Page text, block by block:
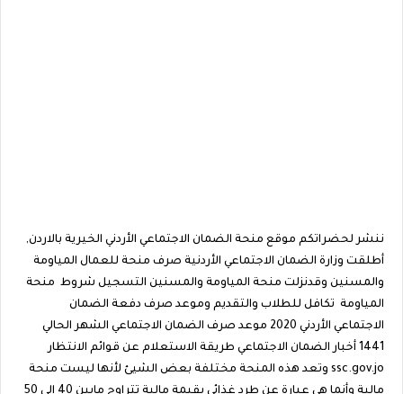
ننشر لحضراتكم موقع منحة الضمان الاجتماعي الأردني الخيرية بالاردن,
أطلقت وزارة الضمان الاجتماعي الأردنية صرف منحة للعمال المياومة
والمسنين وقدنزلت منحة المياومة والمسنين التسجيل شروط منحة
المياومة تكافل للطلاب والتقديم وموعد صرف دفعة الضمان
الاجتماعي الأردني 2020 موعد صرف الضمان الاجتماعي الشهر الحالي
1441 أخبار الضمان الاجتماعي طريقة الاستعلام عن قوائم الانتظار
ssc.gov.jo وتعد هذه المنحة مختلفة بعض الشيئ لأنها ليست منحة
مالية وأنما هي عبارة عن طرد غذائي بقيمة مالية تتراوح مابين 40 إلى 50